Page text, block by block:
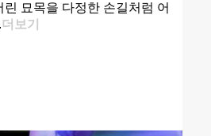
묘목을 다정한 손길처럼 어
더보기